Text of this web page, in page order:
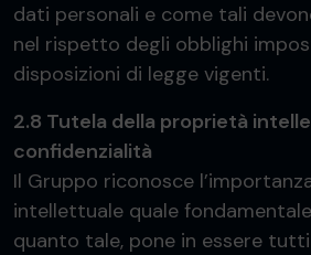
dati personali e come tali
nel rispetto degli obblighi
disposizioni di legge vigenti.
2.8 Tutela della proprietà
confidenzialità
Il Gruppo riconosce
intellettuale quale
quanto tale, pone in essere